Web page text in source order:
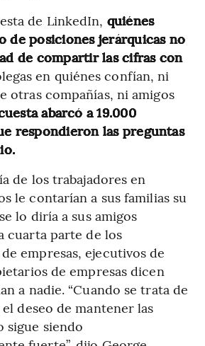
de LinkedIn, quiénes
de posiciones jerárquicas no
de compartir las cifras con
en quiénes confían, ni
otras compañías, ni amigos
abarcó a 19.000
respondieron las preguntas
de los trabajadores en
le contarían a sus familias su
lo diría a sus amigos
cuarta parte de los
empresas, ejecutivos de
de empresas dicen
a nadie. “Cuando se trata de
deseo de mantener las
sigue siendo